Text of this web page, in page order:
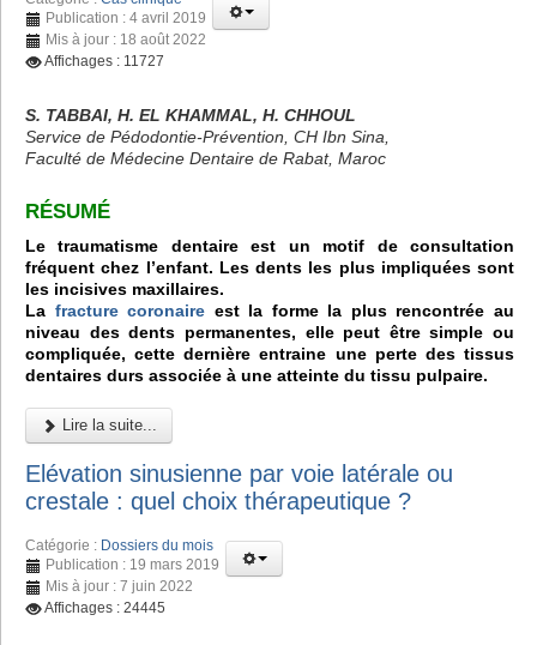
Publication : 4 avril 2019
Mis à jour : 18 août 2022
Affichages : 11727
S. TABBAI, H. EL KHAMMAL, H. CHHOUL
Service de Pédodontie-Prévention, CH Ibn Sina,
Faculté de Médecine Dentaire de Rabat, Maroc
RÉSUMÉ
Le traumatisme dentaire est un motif de consultation
fréquent chez l’enfant. Les dents les plus impliquées sont
les incisives maxillaires.
La fracture coronaire est la forme la plus rencontrée au
niveau des dents permanentes, elle peut être simple ou
compliquée, cette dernière entraine une perte des tissus
dentaires durs associée à une atteinte du tissu pulpaire.
Lire la suite...
Elévation sinusienne par voie latérale ou
crestale : quel choix thérapeutique ?
Catégorie : Dossiers du mois
Publication : 19 mars 2019
Mis à jour : 7 juin 2022
Affichages : 24445